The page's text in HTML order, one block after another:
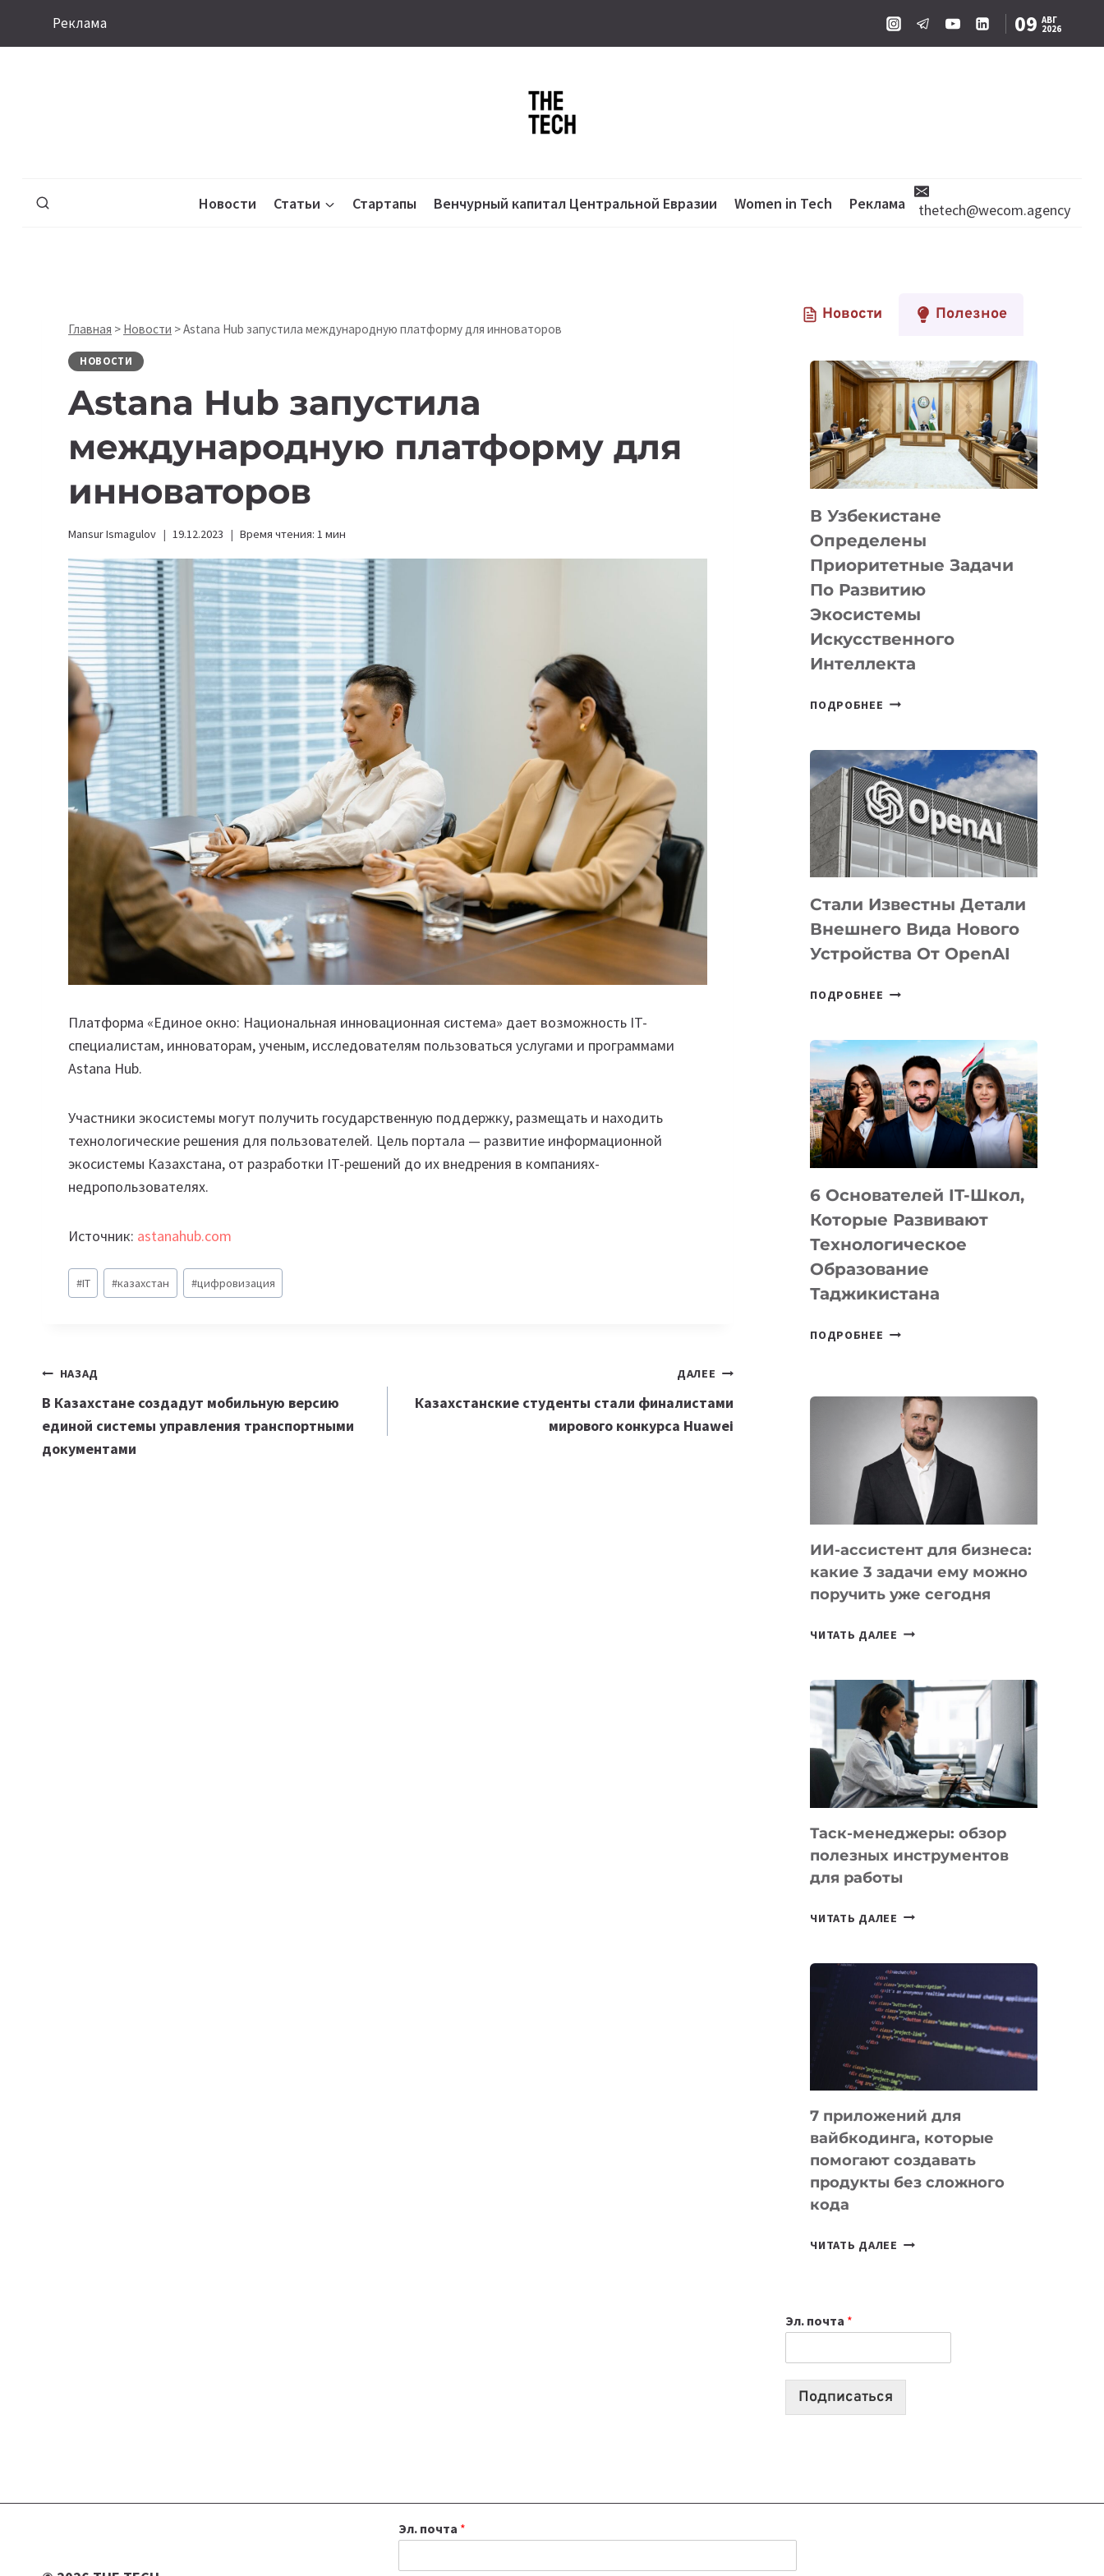
Реклама 09 АВГ
2026
Новости Статьи Стартапы Венчурный капитал Центральной Евразии Women in Tech Реклама thetech@wecom.agency
Главная > Новости >Astana Hub запустила международную платформу для инноваторов
НОВОСТИ
Astana Hub запустила
международную платформу для
инноваторов
Mansur Ismagulov 19.12.2023 Время чтения: 1 мин
Платформа «Единое окно: Национальная инновационная система» дает возможность IT-
специалистам, инноваторам, ученым, исследователям пользоваться услугами и программами
Astana Hub.
Участники экосистемы могут получить государственную поддержку, размещать и находить
технологические решения для пользователей. Цель портала — развитие информационной
экосистемы Казахстана, от разработки IT-решений до их внедрения в компаниях-
недропользователях.
Источник: astanahub.com
Метки
записи:
#IT #казахстан #цифровизация
Навигация
по
записям
НАЗАД
В Казахстане создадут мобильную версию
единой системы управления транспортными
документами
ДАЛЕЕ
Казахстанские студенты стали финалистами
мирового конкурса Huawei
Новости Полезное
В Узбекистане
Определены
Приоритетные Задачи
По Развитию
Экосистемы
Искусственного
Интеллекта
ПОДРОБНЕЕ В
ПРИОРИТЕТНЫЕ
ЗАДАЧИ
ПО
РАЗВИТИЮ
ЭКОСИСТЕМЫ
ИСКУССТВЕННОГО
Стали Известны Детали
Внешнего Вида Нового
Устройства От OpenAI
ПОДРОБНЕЕ СТАЛИ
ВНЕШНЕГО
ВИДА
НОВОГО
УСТРОЙСТВА
OPENAI
6 Основателей IT-Школ,
Которые Развивают
Технологическое
Образование
Таджикистана
ПОДРОБНЕЕ
КОТОРЫЕ
РАЗВИВАЮТ
ТЕХНОЛОГИЧЕСКОЕ
ОБРАЗОВАНИЕ
ТАДЖИКИСТАНА
ИИ-ассистент для бизнеса:
какие 3 задачи ему можно
поручить уже сегодня
ЧИТАТЬ ДАЛЕЕ ИИ-
БИЗНЕСА:
КАКИЕ
3
ЗАДАЧИ
ЕМУ
МОЖНО
УЖЕ
СЕГОДНЯ
Таск-менеджеры: обзор
полезных инструментов
для работы
ЧИТАТЬ ДАЛЕЕ ТАСК-
ПОЛЕЗНЫХ
ИНСТРУМЕНТОВ
ДЛЯ
РАБОТЫ
7 приложений для
вайбкодинга, которые
помогают создавать
продукты без сложного
кода
ЧИТАТЬ ДАЛЕЕ
СОЗДАВАТЬ
ПРОДУКТЫ
Эл. почта *
Подписаться
Эл. почта *